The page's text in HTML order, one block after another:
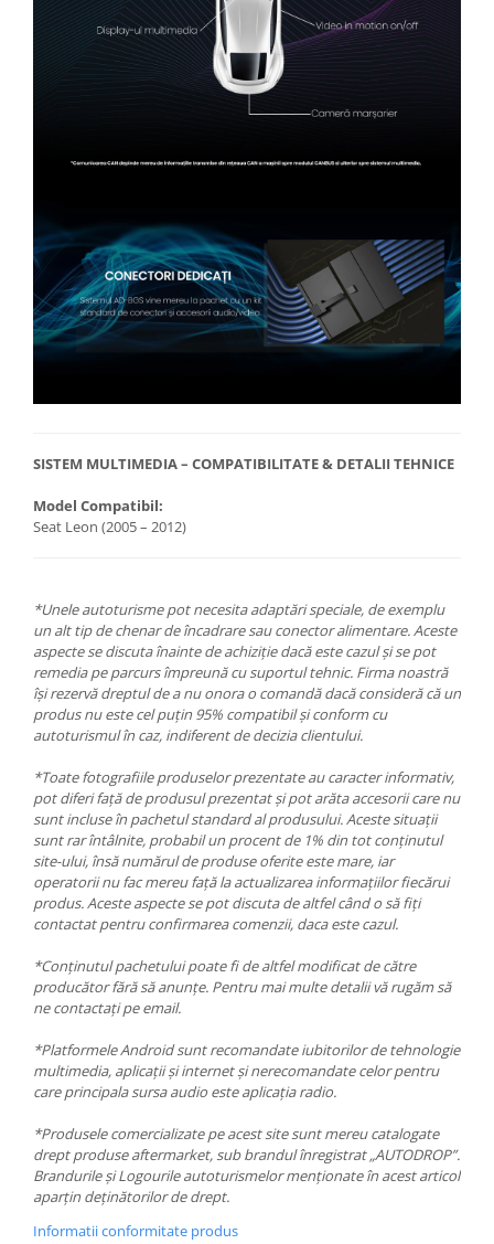
SISTEM MULTIMEDIA – COMPATIBILITATE & DETALII TEHNICE
Model Compatibil:
Seat Leon (2005 – 2012)
*Unele autoturisme pot necesita adaptări speciale, de exemplu
un alt tip de chenar de încadrare sau conector alimentare. Aceste
aspecte se discuta înainte de achiziție dacă este cazul și se pot
remedia pe parcurs împreună cu suportul tehnic. Firma noastră
își rezervă dreptul de a nu onora o comandă dacă consideră că un
produs nu este cel puțin 95% compatibil și conform cu
autoturismul în caz, indiferent de decizia clientului.
*Toate fotografiile produselor prezentate au caracter informativ,
pot diferi față de produsul prezentat și pot arăta accesorii care nu
sunt incluse în pachetul standard al produsului. Aceste situații
sunt rar întâlnite, probabil un procent de 1% din tot conținutul
site-ului, însă numărul de produse oferite este mare, iar
operatorii nu fac mereu față la actualizarea informațiilor fiecărui
produs. Aceste aspecte se pot discuta de altfel când o să fiți
contactat pentru confirmarea comenzii, daca este cazul.
*Conținutul pachetului poate fi de altfel modificat de către
producător fără să anunțe. Pentru mai multe detalii vă rugăm să
ne contactați pe email.
*Platformele Android sunt recomandate iubitorilor de tehnologie
multimedia, aplicații și internet și nerecomandate celor pentru
care principala sursa audio este aplicația radio.
*Produsele comercializate pe acest site sunt mereu catalogate
drept produse aftermarket, sub brandul înregistrat „AUTODROP”.
Brandurile și Logourile autoturismelor menționate în acest articol
aparțin deținătorilor de drept.
Informatii conformitate produs